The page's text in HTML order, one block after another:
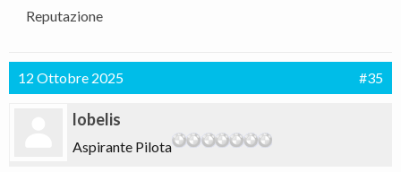
Reputazione
12 Ottobre 2025 #35
lobelis
Aspirante Pilota